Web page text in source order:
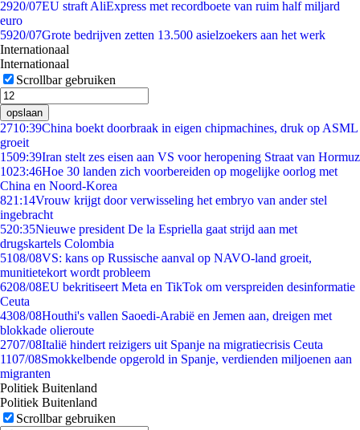
2920/07EU straft AliExpress met recordboete van ruim half miljard
euro
5920/07Grote bedrijven zetten 13.500 asielzoekers aan het werk
Internationaal
Internationaal
Scrollbar gebruiken
opslaan
2710:39China boekt doorbraak in eigen chipmachines, druk op ASML
groeit
1509:39Iran stelt zes eisen aan VS voor heropening Straat van Hormuz
1023:46Hoe 30 landen zich voorbereiden op mogelijke oorlog met
China en Noord-Korea
821:14Vrouw krijgt door verwisseling het embryo van ander stel
ingebracht
520:35Nieuwe president De la Espriella gaat strijd aan met
drugskartels Colombia
5108/08VS: kans op Russische aanval op NAVO-land groeit,
munitietekort wordt probleem
6208/08EU bekritiseert Meta en TikTok om verspreiden desinformatie
Ceuta
4308/08Houthi's vallen Saoedi-Arabië en Jemen aan, dreigen met
blokkade olieroute
2707/08Italië hindert reizigers uit Spanje na migratiecrisis Ceuta
1107/08Smokkelbende opgerold in Spanje, verdienden miljoenen aan
migranten
Politiek Buitenland
Politiek Buitenland
Scrollbar gebruiken